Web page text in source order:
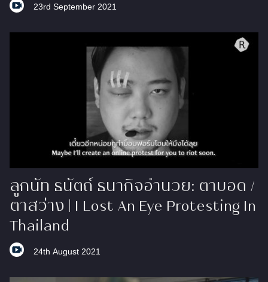
23rd September 2021
ลูกนัท ธนัตถ์ ธนากิจอำนวย: ตาบอด /
ตาสว่าง | I Lost An Eye Protesting ​In
Thailand
24th August 2021